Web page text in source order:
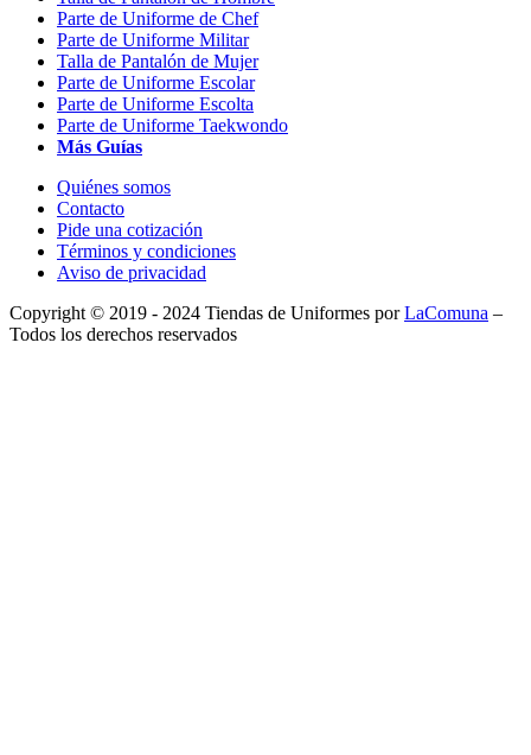
Parte de Uniforme de Chef
Parte de Uniforme Militar
Talla de Pantalón de Mujer
Parte de Uniforme Escolar
Parte de Uniforme Escolta
Parte de Uniforme Taekwondo
Más Guías
Quiénes somos
Contacto
Pide una cotización
Términos y condiciones
Aviso de privacidad
Copyright © 2019 - 2024 Tiendas de Uniformes porLaComuna –
Todos los derechos reservados